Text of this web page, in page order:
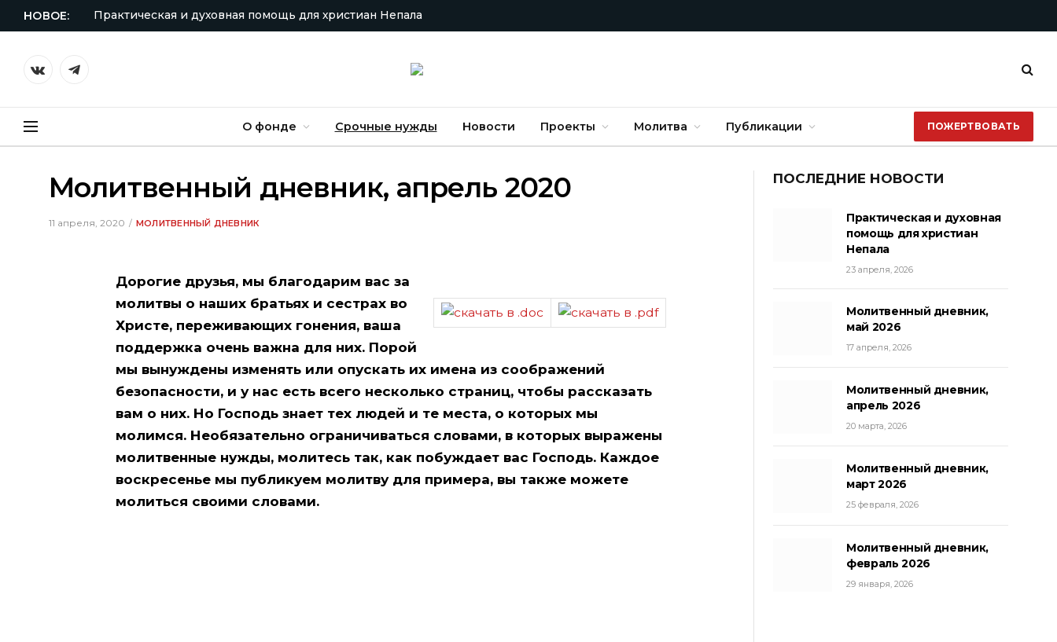
НОВОЕ: Практическая и духовная помощь для христиан Непала
VKontakteTelegram
О фонде Срочные нужды Новости Проекты Молитва Публикации ПОЖЕРТВОВАТЬ
Молитвенный дневник, апрель 2020
11 апреля, 2020 МОЛИТВЕННЫЙ ДНЕВНИК
Дорогие друзья, мы благодарим вас за
молитвы о наших братьях и сестрах во
Христе, переживающих гонения, ваша
поддержка очень важна для них. Порой
мы вынуждены изменять или опускать их имена из соображений
безопасности, и у нас есть всего несколько страниц, чтобы рассказать
вам о них. Но Господь знает тех людей и те места, о которых мы
молимся. Необязательно ограничиваться словами, в которых выражены
молитвенные нужды, молитесь так, как побуждает вас Господь. Каждое
воскресенье мы публикуем молитву для примера, вы также можете
молиться своими словами.
ПОСЛЕДНИЕ НОВОСТИ
Практическая и духовная
помощь для христиан
Непала
23 апреля, 2026
Молитвенный дневник,
май 2026
17 апреля, 2026
Молитвенный дневник,
апрель 2026
20 марта, 2026
Молитвенный дневник,
март 2026
25 февраля, 2026
Молитвенный дневник,
февраль 2026
29 января, 2026